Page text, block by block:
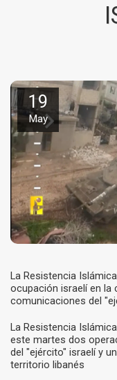
19
May
La Resistencia
ocupación israelí en la
comunicaciones del
La Resistencia
este martes dos
del "ejército" israelí y
territorio libanés